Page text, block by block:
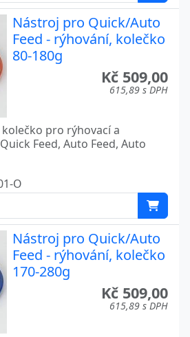
Nástroj pro Quick/Auto
Feed - rýhování, kolečko
80-180g
Kč 509,00
615,89 s DPH
pro rýhovací a
Feed, Auto Feed, Auto
O
Nástroj pro Quick/Auto
Feed - rýhování, kolečko
170-280g
Kč 509,00
615,89 s DPH